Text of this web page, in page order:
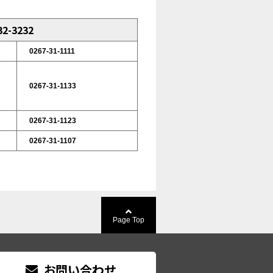
3232
0267-31-1111
0267-31-1133
0267-31-1123
0267-31-1107
Page Top